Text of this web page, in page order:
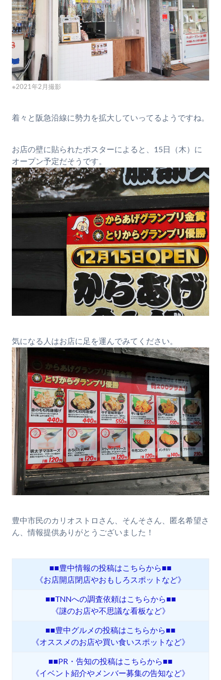
※2021年2月撮影
着々と阪急沿線に勢力を拡大していってるようですね。
お店の壁に貼られたポスターによると、15日（木）に
オープン予定だそうです。
気になる人はお店に足を運んでみてください。
豊中市民のカリオストロさん、そんそさん、匿名希望さ
ん、情報提供ありがとうございました！
■■豊中情報の投稿はこちらから■■
《お店開店閉店やおもしろスポットなど》
■■TNNへの調査依頼はこちらから■■
《謎のお店や不思議な看板など》
■■豊中グルメの投稿はこちらから■■
《オススメのお店や買い食いスポットなど》
■■PR・告知の投稿はこちらから■■
《イベント紹介やメンバー募集の告知など》